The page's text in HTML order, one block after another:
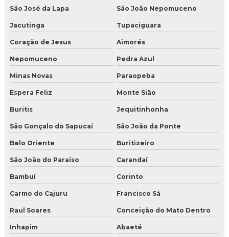
São José da Lapa São João Nepomuceno
Jacutinga Tupaciguara
Coração de Jesus Aimorés
Nepomuceno Pedra Azul
Minas Novas Paraopeba
Espera Feliz Monte Sião
Buritis Jequitinhonha
São Gonçalo do Sapucaí São João da Ponte
Belo Oriente Buritizeiro
São João do Paraíso Carandaí
Bambuí Corinto
Carmo do Cajuru Francisco Sá
Raul Soares Conceição do Mato Dentro
Inhapim Abaeté